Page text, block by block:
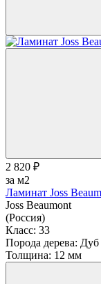
2 820 ₽
за м2
Ламинат Joss
Joss Beaumont
(Россия)
Класс: 33
Порода дерева: Дуб
Толщина: 12 мм